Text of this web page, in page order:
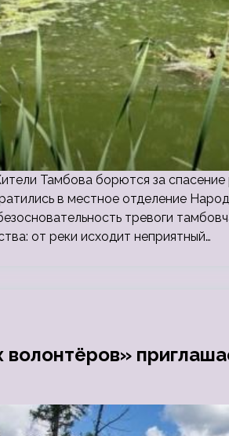
Тамбова борются за
в местное отделение
тревоги
от реки исходит неприятный…